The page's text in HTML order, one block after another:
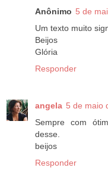
Anônimo 5 de
Um texto muito
Beijos
Glória
Responder
angela 5 de maio
Sempre com
desse.
beijos
Responder